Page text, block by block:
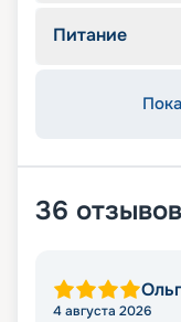
Питание
36 отзывов
4 августа 2026